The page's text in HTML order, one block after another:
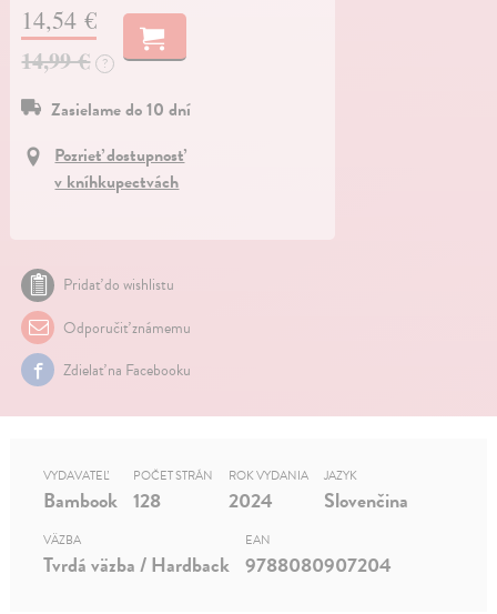
14,54 €
14,99 €
?
Zasielame do 10 dní
Pozrieť dostupnosť
v kníhkupectvách
Pridať do wishlistu
Odporučiť známemu
Zdielať na Facebooku
VYDAVATEĽ
Bambook
POČET STRÁN
128
ROK VYDANIA
2024
JAZYK
Slovenčina
VÄZBA
Tvrdá väzba / Hardback
EAN
9788080907204